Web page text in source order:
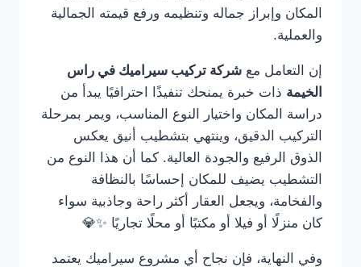
المكان وإبراز جماله وتنظيمه ورفع قيمته الجمالية
والعملية.
إن التعامل مع شركة تركيب سيراميك في راس
الخيمة ذات خبرة يمنحك تنفيذًا احترافيًا يبدأ من
دراسة المكان واختيار النوع المناسب، ويمر بمرحلة
التركيب الدقيق، وينتهي بتشطيب أنيق يعكس
الذوق الرفيع والجودة العالية. كما أن هذا النوع من
التشطيب يضيف للمكان إحساسًا بالنظافة
والفخامة، ويجعل العقار أكثر راحة وجاذبية سواء
كان منزلًا أو فيلا أو مكتبًا أو محلًا تجاريًا ✨💎
وفي النهاية، فإن نجاح أي مشروع سيراميك يعتمد